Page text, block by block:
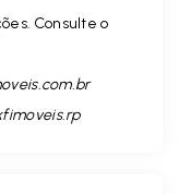
Consulte o